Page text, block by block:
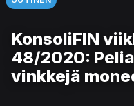
KonsoliFIN
48/2020:
vinkkejä